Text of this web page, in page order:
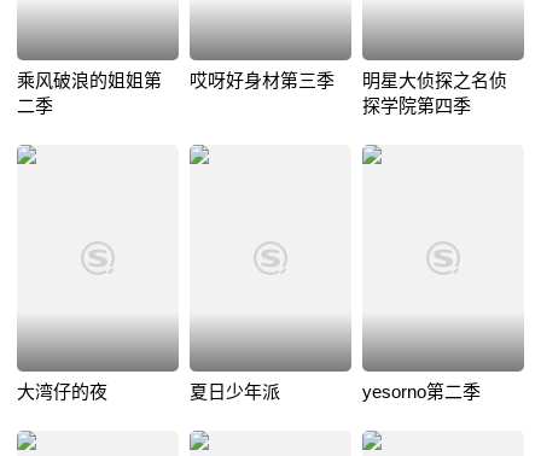
乘风破浪的姐姐第
二季
哎呀好身材第三季
明星大侦探之名侦
探学院第四季
大湾仔的夜 夏日少年派 yesorno第二季